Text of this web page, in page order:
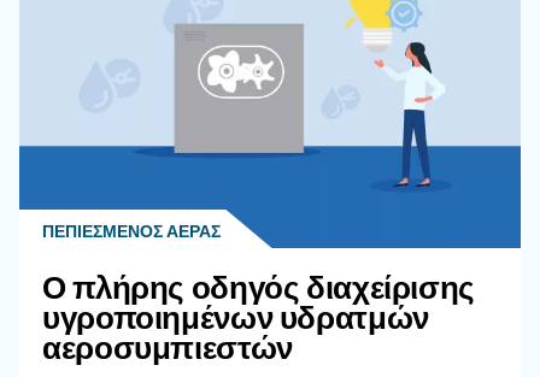
Διαβάστε περισσότερα
θέματα